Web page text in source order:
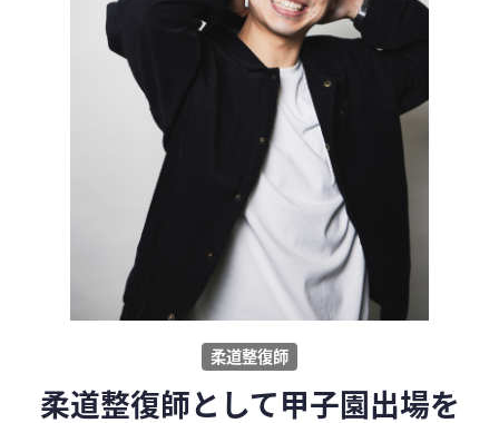
柔道整復師
柔道整復師として甲子園出場を